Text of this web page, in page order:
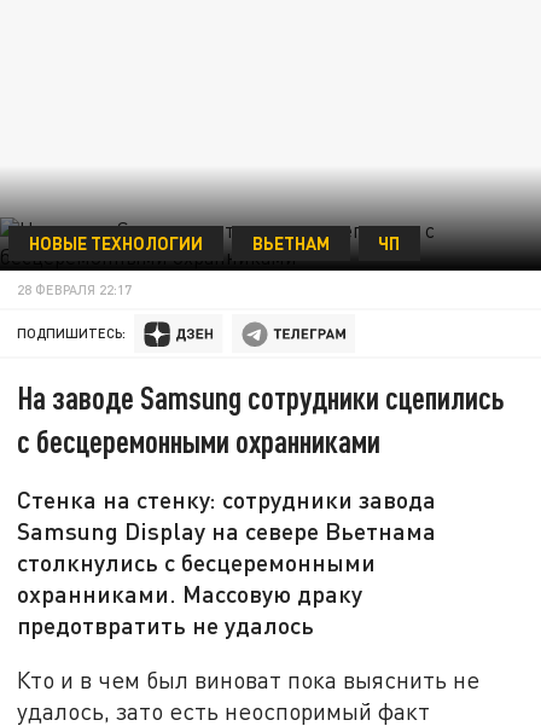
НОВЫЕ ТЕХНОЛОГИИ ВЬЕТНАМ ЧП
28 ФЕВРАЛЯ 22:17
ПОДПИШИТЕСЬ:
На заводе Samsung сотрудники сцепились
с бесцеремонными охранниками
Стенка на стенку: сотрудники завода
Samsung Display на севере Вьетнама
столкнулись с бесцеремонными
охранниками. Массовую драку
предотвратить не удалось
Кто и в чем был виноват пока выяснить не
удалось, зато есть неоспоримый факт